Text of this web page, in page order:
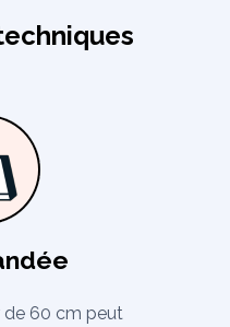
de 60 cm peut